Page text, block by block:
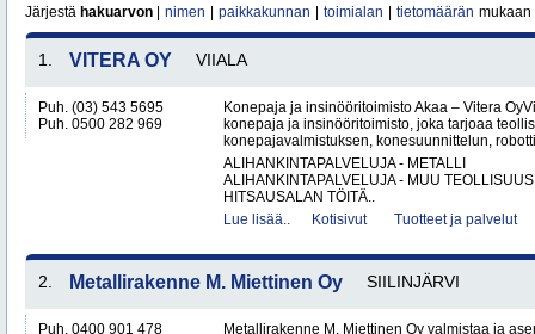
Järjestä hakuarvon nimen paikkakunnan toimialan tietomäärän mukaan
1. VITERA OY VIIALA
Puh. (03) 543 5695
Puh. 0500 282 969
Konepaja ja insinööritoimisto Akaa – Vitera
konepaja ja insinööritoimisto, joka tarjoaa
konepajavalmistuksen, konesuunnittelun,
ALIHANKINTAPALVELUJA - METALLI
ALIHANKINTAPALVELUJA - MUU TEOLLISUUS
HITSAUSALAN TÖITÄ..
Lue lisää..
Kotisivut Tuotteet ja palvelut
2. Metallirakenne M. Miettinen Oy SIILINJÄRVI
Puh. 0400 901 478
Metallirakenne M. Miettinen Oy valmistaa ja